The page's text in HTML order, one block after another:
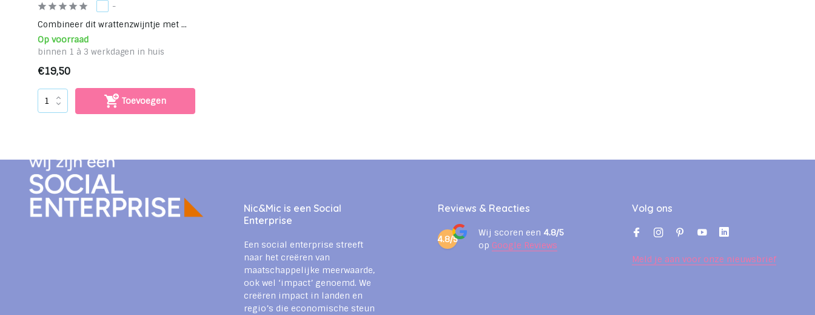
-
Combineer dit wrattenzwijntje met ...
Op voorraad
binnen 1 à 3 werkdagen in huis
€19,50
Toevoegen
Nic&Mic is een Social
Enterprise
Een social enterprise streeft
naar het creëren van
maatschappelijke meerwaarde,
ook wel ‘impact’ genoemd. We
creëren impact in landen en
regio’s die economische steun
Reviews & Reacties
4.8/5
Wij scoren een 4.8/5
op Google Reviews
Volg ons
Meld je aan voor onze nieuwsbrief